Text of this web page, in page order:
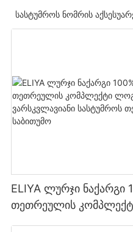
სასტუმროს ნომრის
ELIYA ლურჯი ნაქარგი
თეთრეულის